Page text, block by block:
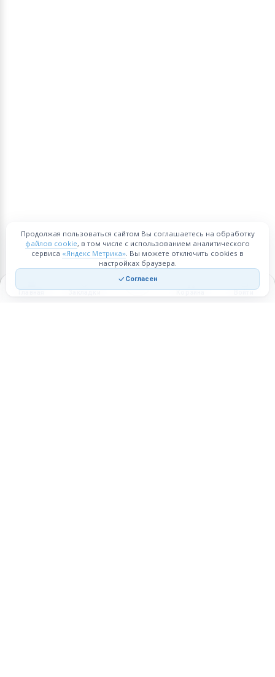
Главная Закладки Корзина Войти
Продолжая пользоваться сайтом Вы соглашаетесь на обработку
файлов cookie, в том числе с использованием аналитического
сервиса «Яндекс Метрика». Вы можете отключить cookies в
настройках браузера.
Согласен